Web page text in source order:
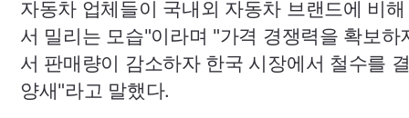
자동차 업체들이 국내외 자동차 브랜드에 비
서 밀리는 모습"이라며 "가격 경쟁력을 확보하
서 판매량이 감소하자 한국 시장에서 철수를
양새"라고 말했다.